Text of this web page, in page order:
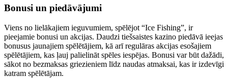
Bonusi un piedāvājumi
Viens no lielākajiem ieguvumiem, spēlējot “Ice Fishing”, ir
pieejamie bonusi un akcijas. Daudzi tiešsaistes kazino piedāvā ieejas
bonusus jaunajiem spēlētājiem, kā arī regulāras akcijas esošajiem
spēlētājiem, kas ļauj palielināt spēles iespējas. Bonusi var būt dažādi,
sākot no bezmaksas griezieniem līdz naudas atmaksai, kas ir izdevīgi
katram spēlētājam.